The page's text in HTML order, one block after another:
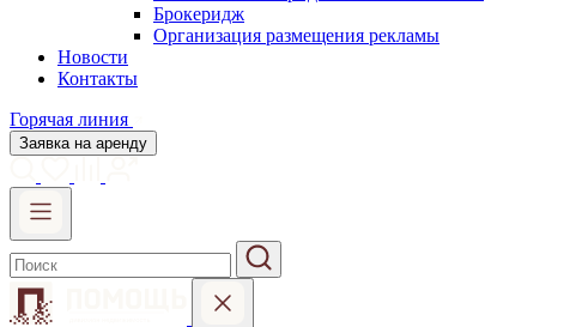
Брокеридж
Организация размещения рекламы
Новости
Контакты
Горячая линия
Заявка на аренду